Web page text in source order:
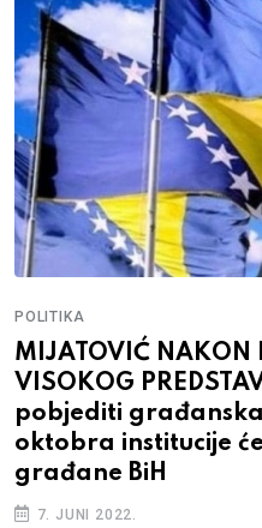
POLITIKA
MIJATOVIĆ NAKON
VISOKOG
pobjediti
oktobra institucije
građane BiH
7. JUNI 2022.